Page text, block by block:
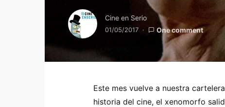
Cine en Serio
01/05/2017 One comment
Este mes vuelve a nuestra
historia del cine, el xenomorfo